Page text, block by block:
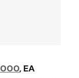
, EA